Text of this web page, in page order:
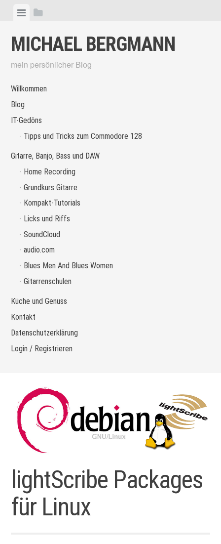
Skip
content
ViewView
MICHAEL BERGMANN
mein persönlicher Blog
Willkommen
Blog
IT-Gedöns
Tipps und Tricks zum Commodore 128
Gitarre, Banjo, Bass und DAW
Home Recording
Grundkurs Gitarre
Kompakt-Tutorials
Licks und Riffs
SoundCloud
audio.com
Blues Men And Blues Women
Gitarrenschulen
Küche und Genuss
Kontakt
Datenschutzerklärung
Login / Registrieren
lightScribe Packages
für Linux